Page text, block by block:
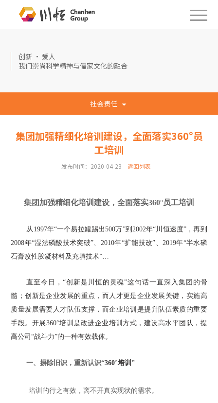
创新 · 爱人
我们崇尚科学精神与儒家文化的融合
社会责任
集团加强精细化培训建设，全面落实360°员
工培训
发布时间：2020-04-23 返回列表
集团加强精细化培训建设， 全面落实360°员工培训
从 1997年“一个易拉罐踢出500万”到2002年“川恒速度”，再到
2008年“湿法磷酸技术突破”、2010年“扩能技改”、2019年“半水磷
石膏改性胶凝材料及充填技术”…
直至今日，“创新是川恒的灵魂”这句话一直深入集团的骨
髓；创新是企业发展的重点，而人才更是企业发展关键，实施高
质量发展需要人才队伍支撑，而企业培训是提升队伍素质的重要
手段。开展360°培训是改进企业培训方式，建设高水平团队，提
高公司“战斗力”的一种有效载体。
一、摒除旧识，重新认识“360°培训”
培训的行之有效，离不开真实现状的需求。